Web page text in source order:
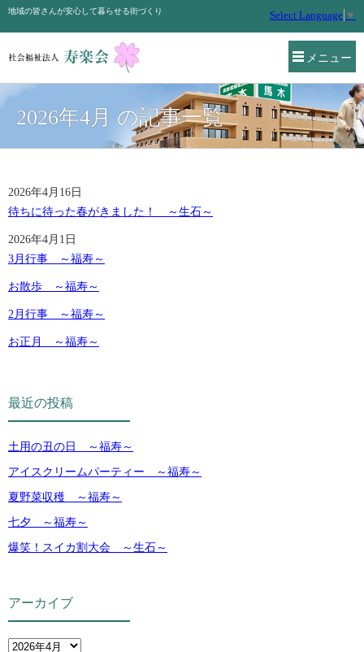
メニュー
地域の皆さんが安心して暮らせる街づくり Select Language ▼
2026年4月 の記事一覧
2026年4月16日
待ちに待った春がきました！ ～生石～
2026年4月1日
3月行事 ～福寿～
お散歩 ～福寿～
2月行事 ～福寿～
お正月 ～福寿～
最近の投稿
土用の丑の日 ～福寿～
アイスクリームパーティー ～福寿～
夏野菜収穫 ～福寿～
七夕 ～福寿～
爆笑！スイカ割大会 ～生石～
アーカイブ